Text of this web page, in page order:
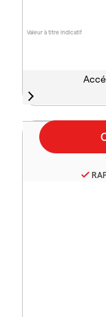
Valeur à titre indicatif